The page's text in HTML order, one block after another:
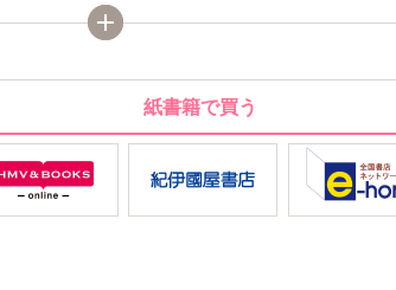
キスをうけ、家同士が決めた婚約者として
告げられる。基子をめぐる晴方と三宅先輩
紙書籍で買う